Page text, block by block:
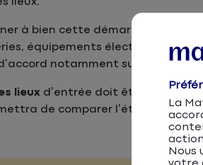
à bien cette démarche, de
équipements électriques,
notamment sur des
lieux d’entrée doit être
de comparer l’état du bien
La
Nous